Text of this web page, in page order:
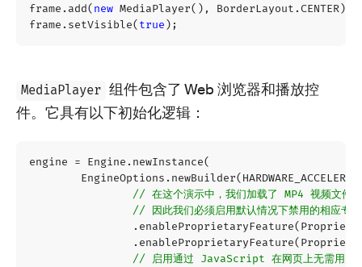
frame . add( new MediaPlayer(), BorderLayout .CENTER);
frame . setVisible( true );
MediaPlayer 组件包含了 Web 浏览器和播放控
件。它具有以下初始化逻辑：
engine = Engine . newInstance(
EngineOptions . newBuilder(
// 在这个演示中，我们加载了 MP4 视频文件，
// 因此我们必须启用默认情况下禁用的相应专
. enableProprietaryFeature(
. enableProprietaryFeature(
// 启用通过 JavaScript 在网页上无需用户交